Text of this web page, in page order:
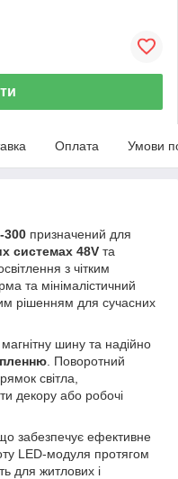
Оплата Умови
300 призначений для
системах 48V та
з чітким
та мінімалістичний
рішенням для сучасних
шину та надійно
. Поворотний
світла,
декору або робочі
що забезпечує ефективне
LED-модуля протягом
для житлових і